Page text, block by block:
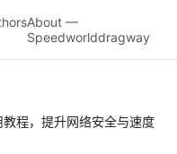
About —
Speedworlddragway
程，提升网络安全与速度